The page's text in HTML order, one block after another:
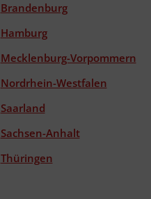
Brandenburg
Hamburg
Mecklenburg-Vorpommern
Nordrhein-Westfalen
Saarland
Sachsen-Anhalt
Thüringen